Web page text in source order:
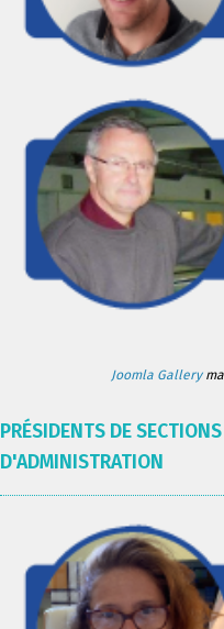
Joomla Gallery
PRÉSIDENTS DE
D'ADMINISTRATION